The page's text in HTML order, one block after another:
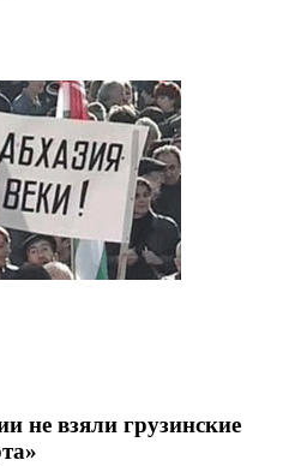
не взяли грузинские